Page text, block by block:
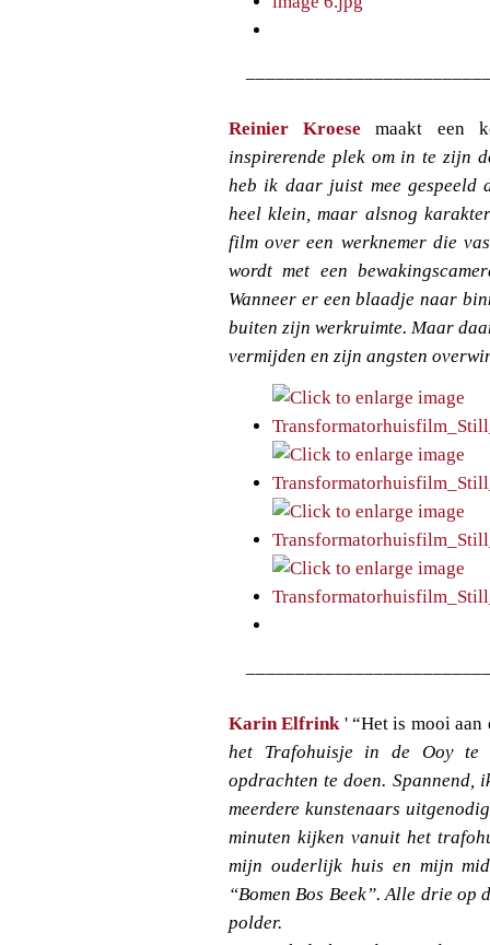
Reinier Kroese
maakt een
inspirerende plek om in te zijn
heb ik daar juist mee
heel klein, maar alsnog
film over een werknemer die
wordt met een
Wanneer er een blaadje naar
buiten zijn werkruimte. Maar
vermijden en zijn angsten
Karin Elfrink' “Het is mooi aan
het Trafohuisje in de Ooy te
opdrachten te doen. Spannend,
meerdere kunstenaars
minuten kijken vanuit het
mijn ouderlijk huis en mijn
“Bomen Bos Beek”. Alle drie
polder.